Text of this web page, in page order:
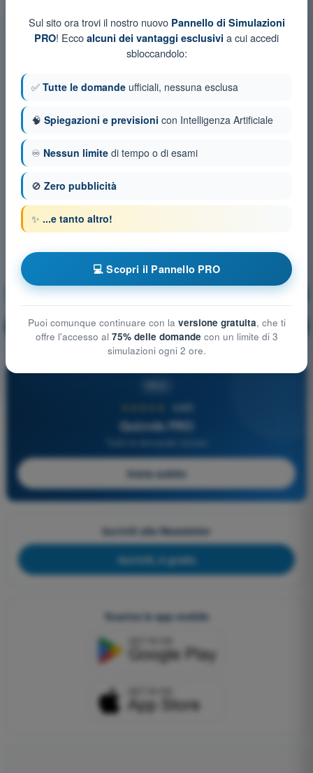
Circolazione e Fonia Allenamento!
🔒 PRO Spiegazione domanda
4,6/5
Quizvds PRO
Inizia subito
Iscriviti alla Newsletter
Iscriviti, è gratis
Scarica le app mobile
Sul sito ora trovi il nostro nuovo Pannello di Simulazioni
PRO! Ecco alcuni dei vantaggi esclusivi a cui accedi
sbloccandolo:
✅ Tutte le domande ufficiali, nessuna esclusa
🧠 Spiegazioni e previsioni con Intelligenza Artificiale
♾️ Nessun limite di tempo o di esami
🚫 Zero pubblicità
✨ ...e tanto altro!
💻 Scopri il Pannello PRO
Puoi comunque continuare con la versione gratuita, che ti
offre l'accesso al 75% delle domande con un limite di 3
simulazioni ogni 2 ore.